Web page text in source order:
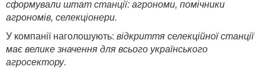
сформували штат станції: агрономи, помічники
агрономів, селекціонери.
У компанії наголошують: відкриття селекційної станції
має велике значення для всього українського
агросектору.